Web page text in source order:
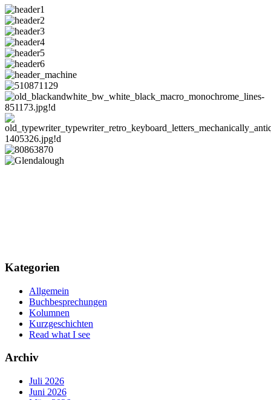
Kategorien
Allgemein
Buchbesprechungen
Kolumnen
Kurzgeschichten
Read what I see
Archiv
Juli 2026
Juni 2026